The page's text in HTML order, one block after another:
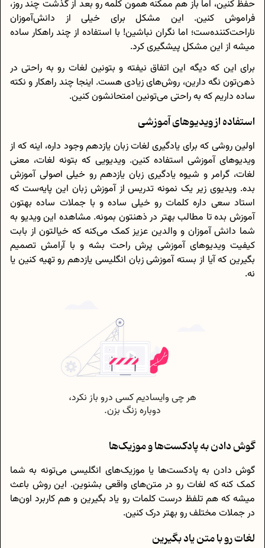
حفظ کنین، اما باز هم ممکنه همون کلمه رو بعد از گذشت چند روز،
فراموش کنین. این مشکل برای خیلی از دانش‌آموزان
ناراحت‌کننده‌ست؛ اما نگران نباشین! با استفاده از چند راهکار ساده
میشه از این مشکل پیشگیری کرد.
برای این که دیگه این اتفاق نیفته و بتونین لغات رو به راحتی در
ذهن‌تون نگه دارین، روش‌های زیادی هست. اینجا چند راهکار و نکته
ساده داریم که به راحتی می‌تونین امتحانشون کنین.
استفاده از ویدیوهای آموزشی
اولین روشی که برای یادگیری لغات زبان یازدهم وجود داره، اینه که از
ویدیوهای آموزشی استفاده کنین. ویدیویی که بتونه لغات، معنی
لغات، گرامر و شیوه یادگیری زبان یازدهم رو خیلی اصولی آموزش
بده. ویدیوی زیر یک نمونه تدریس از آموزش زبان این پایه‌ست که
استاد سعی داره کلمات رو خیلی ساده و با جملات ساده بهتون
آموزش بده تا مطالب بهتر در ذهنتون بمونه. مشاهده این ویدیو به
شما دانش آموزان و والدین عزیز کمک می‌کنه که خیالتون از بابت
کیفیت ویدیوهای آموزشی پرش راحت بشه و با آرامش تصمیم
بگیرین که آیا از بسته آموزشی زبان انگلیسی یازدهم رو تهیه کنین یا
نه.
گوش دادن به پادکست‌ها و موزیک‌ها
گوش دادن به پادکست‌ها یا موزیک‌های انگلیسی می‌تونه به شما
کمک کنه که لغات رو در متن‌های واقعی بشنوین. این روش باعث
میشه که هم تلفظ درست کلمات رو یاد بگیرین و هم کاربرد اون‌ها
در جملات مختلف رو بهتر درک کنین.
لغات رو با متن یاد بگیرین